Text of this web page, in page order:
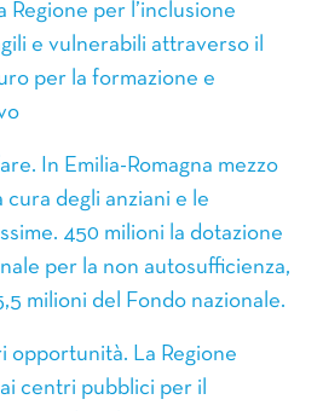
Regione per l’inclusione
e vulnerabili attraverso il
per la formazione e
In Emilia-Romagna mezzo
degli anziani e le
450 milioni la dotazione
per la non autosufficienza,
milioni del Fondo nazionale.
opportunità. La Regione
centri pubblici per il